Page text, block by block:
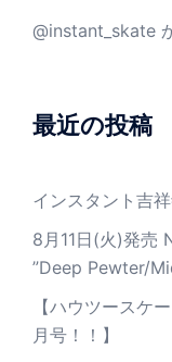
@instant_skate
最近の投稿
インスタント吉
8月11日(火)発売
”Deep Pewter/
【ハウツースケ
月号！！】